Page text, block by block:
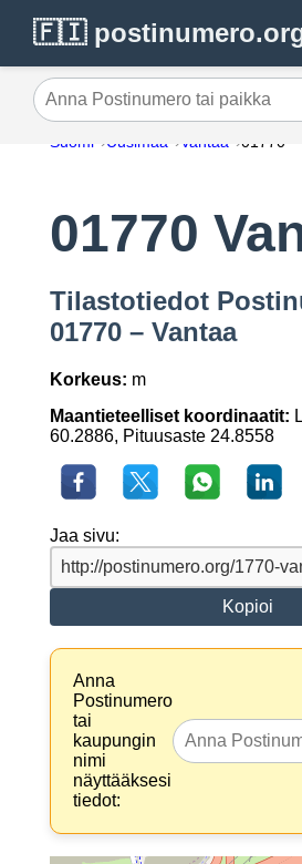
🇫🇮
Anna Postinumero tai paikka
Suomi Uusimaa Vantaa 01770
01770
Tilastotiedot
01770 – Vantaa
Korkeus: m
Maantieteelliset koordinaatit:
60.2886, Pituusaste 24.8558
Jaa sivu:
Kopioi
Anna
Postinumero
tai
kaupungin
nimi
näyttääksesi
tiedot: